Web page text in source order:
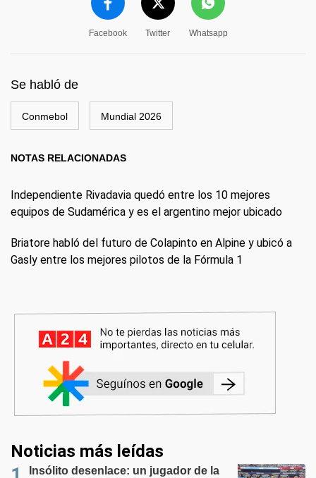
Facebook Twitter Whatsapp
Se habló de
Conmebol Mundial 2026
NOTAS RELACIONADAS
Independiente Rivadavia quedó entre los 10 mejores
equipos de Sudamérica y es el argentino mejor ubicado
Briatore habló del futuro de Colapinto en Alpine y ubicó a
Gasly entre los mejores pilotos de la Fórmula 1
Noticias más leídas
Insólito desenlace: un jugador de la